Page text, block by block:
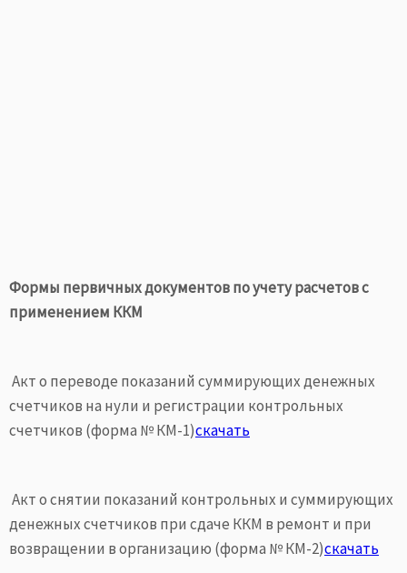
Формы первичных документов по учету расчетов с
применением ККМ
Акт о переводе показаний суммирующих денежных
счетчиков на нули и регистрации контрольных
счетчиков (форма № КМ-1)скачать
Акт о снятии показаний контрольных и суммирующих
денежных счетчиков при сдаче ККМ в ремонт и при
возвращении в организацию (форма № КМ-2)скачать